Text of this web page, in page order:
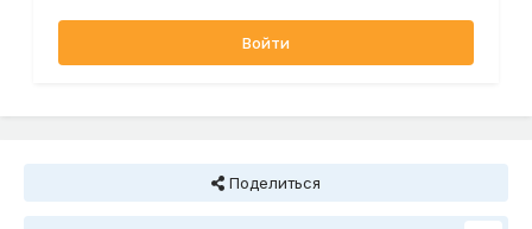
Войти
Поделиться